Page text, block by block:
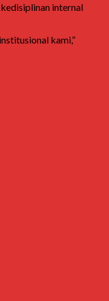
internal
kami,”